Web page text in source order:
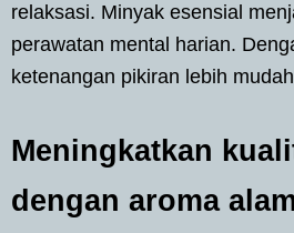
relaksasi. Minyak esensial
perawatan mental harian.
ketenangan pikiran lebih
Meningkatkan
dengan aroma